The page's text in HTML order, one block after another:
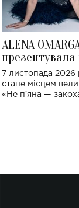
ALENA
великого
спорту
7 листопада
стане місцем
«Не пʼяна —